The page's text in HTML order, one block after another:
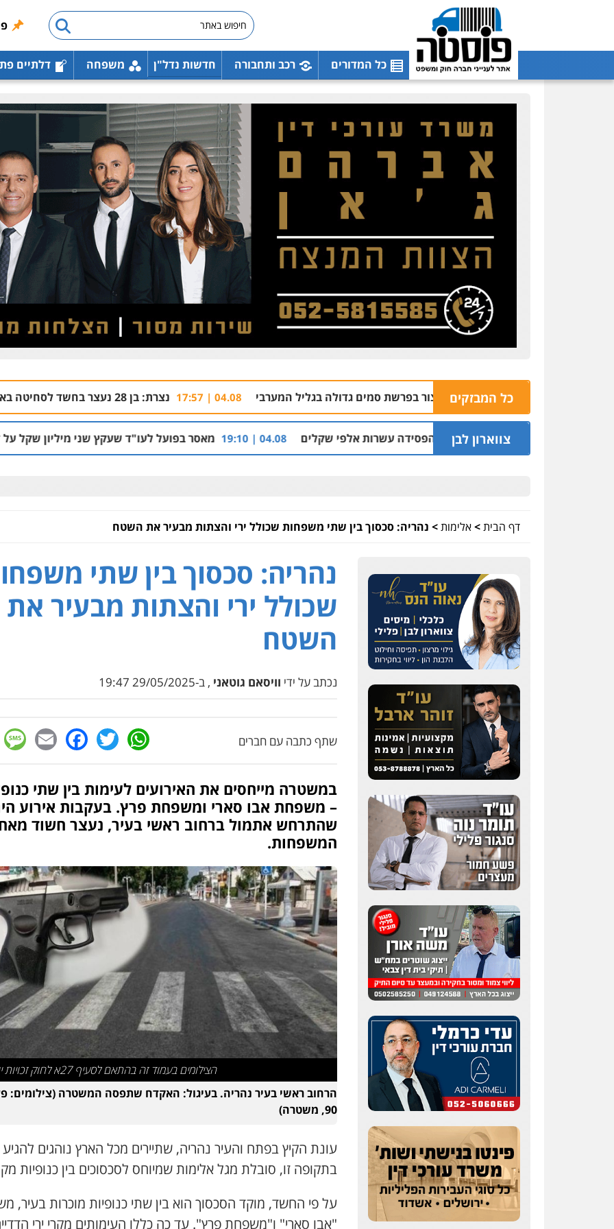
כל המדורים רכב ותחבורה חדשות נדל"ן משפחה דלתיים
כל המבזקים
שוחרר עצור בפרשת סמים גדולה בגליל המערבי 04.08 | 17:57 נצרת: בן 28 נעצר בחשד לסחיטה באיומים מטלפון שאינו שלו
צווארון לבן
האשה הכחישה והפסידה עשרות אלפי שקלים 04.08 | 19:10 מאסר בפועל לעו"ד שעקץ שני מיליון שקל על דירה השייכת
דף הבית>אלימות> נהריה: סכסוך בין שתי משפחות שכולל ירי והצתות מבעיר את השטח
נהריה: סכסוך בין שתי
שכולל ירי והצתות מבעיר את
השטח
נכתב על ידי וויסאם גוטאני , ב-29/05/2025 19:47
שתף כתבה עם חברים WhatsApp
Twitter
במשטרה מייחסים את האירועים לעימות בין שתי
– משפחת אבו סארי ומשפחת פרץ. בעקבות אירוע
שהתרחש אתמול ברחוב ראשי בעיר, נעצר חשוד
המשפחות.
הצילומים בעמוד זה בהתאם לסעיף 27א לחוק זכויות יוצרים
הרחוב ראשי בעיר נהריה. בעיגול: האקדח שתפסה המשטרה (צילומים:
90, משטרה)
עונת הקיץ בפתח והעיר נהריה, שתיירים מכל הארץ נוהגים
בתקופה זו, סובלת מגל אלימות שמיוחס לסכסוכים בין כנופיות
על פי החשד, מוקד הסכסוך הוא בין שתי כנופיות מוכרות בעיר,
"אבו סארי" ו"משפחת פרץ". עד כה כללו העימותים מקרי ירי